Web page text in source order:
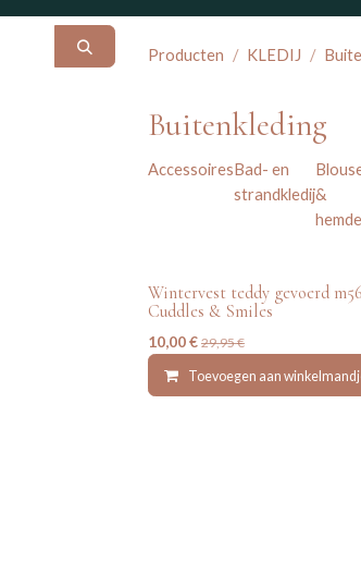
Producten KLEDIJ
Buitenkleding
AccessoiresBad- en
strandkledij&
tweedehands
Wintervest teddy gevoerd
Cuddles & Smiles
10,00€ 29,95€
Toevoegen aan